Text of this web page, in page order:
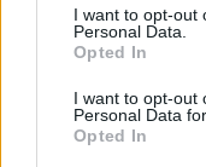
I want to opt-out
Personal Data.
Opted In
I want to opt-out
Personal Data
Opted In
Article précédent
Santé dentaire : un
rempart contre la
pneumonie